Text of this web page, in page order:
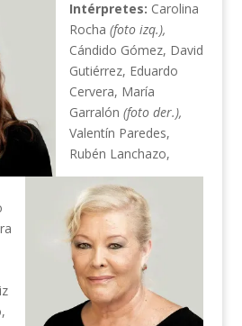
Intérpretes: Carolina
Rocha (foto izq.),
Cándido Gómez, David
Gutiérrez, Eduardo
Cervera, María
Garralón (foto der.),
Valentín Paredes,
Rubén Lanchazo,